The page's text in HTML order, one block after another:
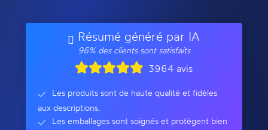
Résumé généré par IA
96% des clients sont satisfaits
3964 avis
Les produits sont de haute qualité et fidèles
aux descriptions.
Les emballages sont soignés et protègent bien